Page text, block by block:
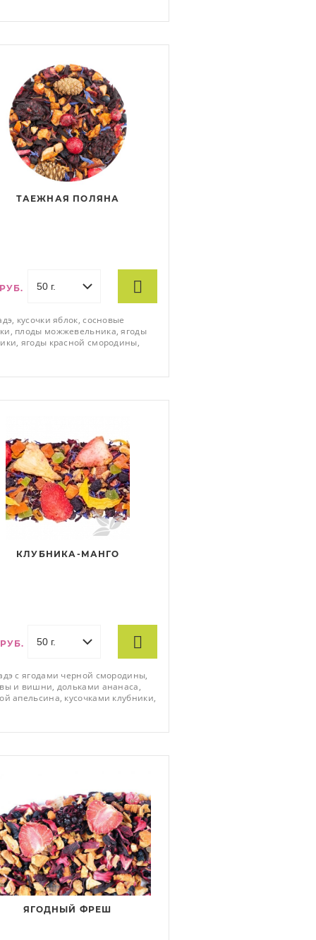
и корочки шиповника. Настой
ТАЕЖНАЯ ПОЛЯНА
кусочки яблок, сосновые
плоды можжевельника, ягоды
ягоды красной смородины,
КЛУБНИКА-МАНГО
с ягодами черной смородины,
и вишни, дольками ананаса,
апельсина, кусочками клубники,
1,5 гр на 100 мл воды, t 95
ЯГОДНЫЙ ФРЕШ